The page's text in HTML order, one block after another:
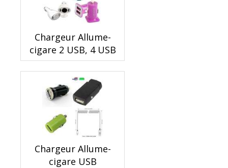
Chargeur Allume-
cigare 2 USB, 4 USB
Chargeur Allume-
cigare USB